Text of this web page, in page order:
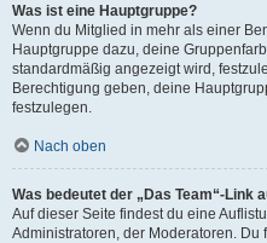
Was ist eine Hauptgruppe?
Wenn du Mitglied in mehr als einer
Hauptgruppe dazu, deine
standardmäßig angezeigt wird,
Berechtigung geben, deine
festzulegen.
Nach oben
Was bedeutet der „Das Team“-Link
Auf dieser Seite findest du eine
Administratoren, der Moderatoren.